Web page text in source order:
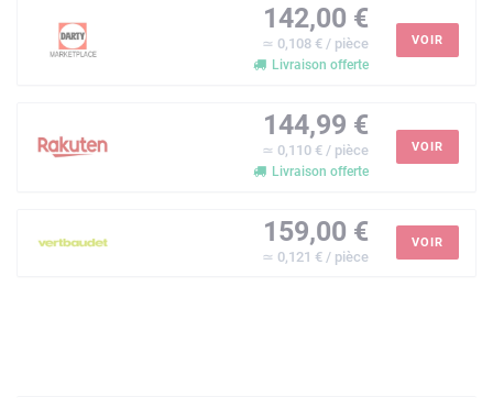
142,00 €
≃ 0,108 € / pièce
Livraison offerte
VOIR
144,99 €
≃ 0,110 € / pièce
Livraison offerte
VOIR
159,00 €
≃ 0,121 € / pièce
VOIR